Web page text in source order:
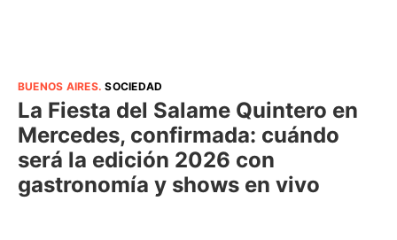
BUENOS AIRES.SOCIEDAD
La Fiesta del Salame Quintero en
Mercedes, confirmada: cuándo
será la edición 2026 con
gastronomía y shows en vivo